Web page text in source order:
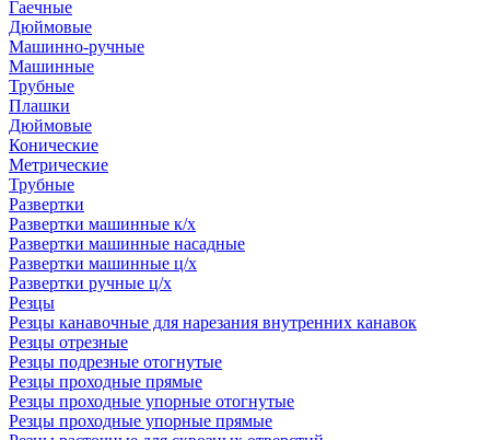
Гаечные
Дюймовые
Машинно-ручные
Машинные
Трубные
Плашки
Дюймовые
Конические
Метрические
Трубные
Развертки
Развертки машинные к/х
Развертки машинные насадные
Развертки машинные ц/х
Развертки ручные ц/х
Резцы
Резцы канавочные для нарезания внутренних канавок
Резцы отрезные
Резцы подрезные отогнутые
Резцы проходные прямые
Резцы проходные упорные отогнутые
Резцы проходные упорные прямые